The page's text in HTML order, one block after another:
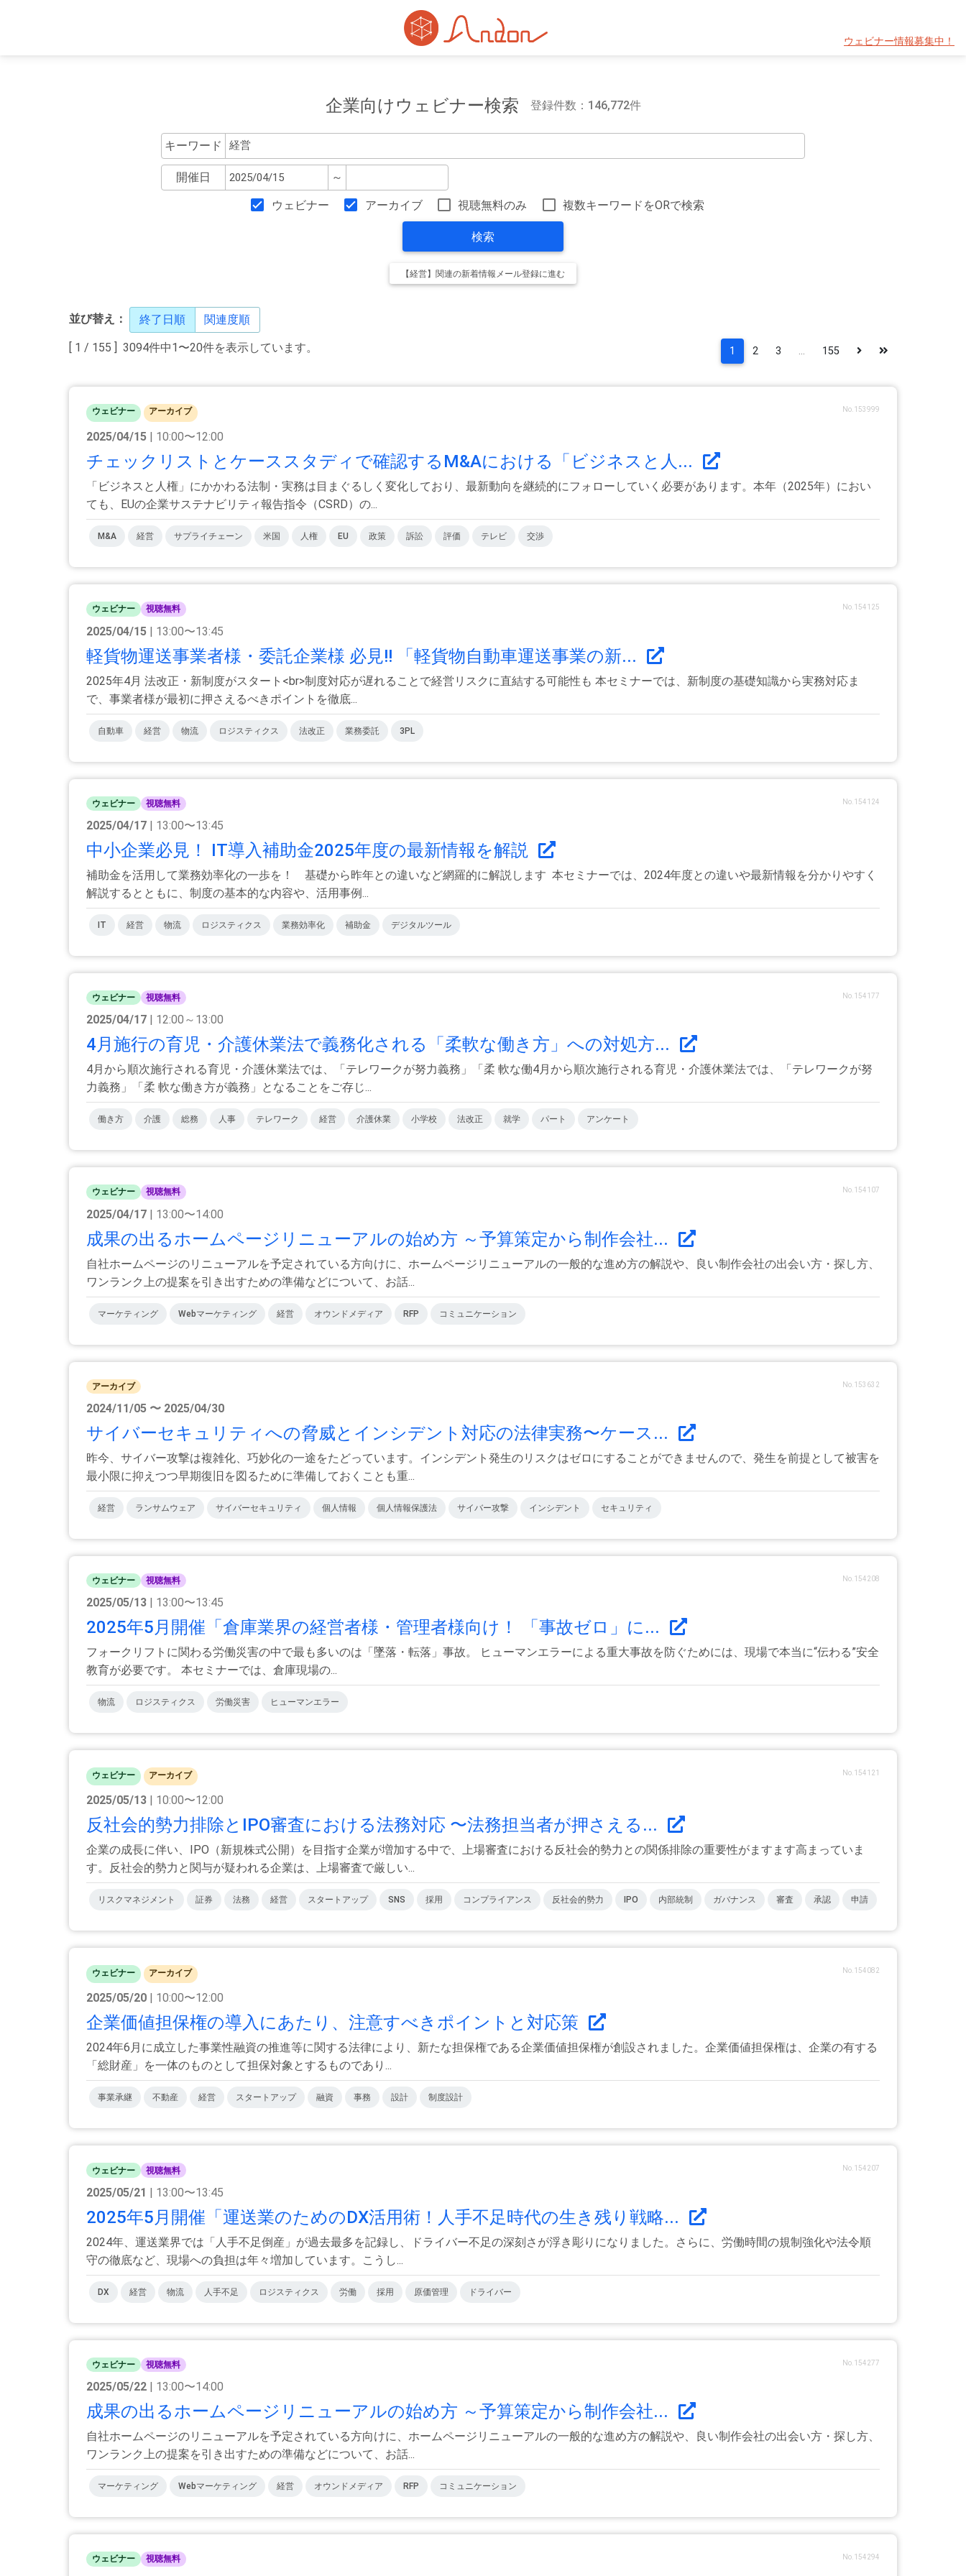
ウェビナー情報募集中！
企業向けウェビナー検索 登録件数：146,772件
キーワード
開催日 ～
ウェビナー アーカイブ 視聴無料のみ 複数キーワードをORで検索
検索
【経営】関連の新着情報メール登録に進む
並び替え： 終了日順 関連度順
[ 1 / 155 ] 3094件中1〜20件を表示しています。 1 2 3 ... 155
ウェビナー アーカイブ No.153999
2025/04/15 | 10:00〜12:00
チェックリストとケーススタディで確認するM&Aにおける「ビジネスと人...
「ビジネスと人権」にかかわる法制・実務は目まぐるしく変化しており、最新動向を継続的にフォローしていく必要があります。本年（2025年）におい
ても、EUの企業サステナビリティ報告指令（CSRD）の...
M&A 経営 サプライチェーン 米国 人権 EU 政策 訴訟 評価 テレビ 交渉
ウェビナー 視聴無料 No.154125
2025/04/15 | 13:00〜13:45
軽貨物運送事業者様・委託企業様 必見!! 「軽貨物自動車運送事業の新...
2025年4月 法改正・新制度がスタート<br>制度対応が遅れることで経営リスクに直結する可能性も 本セミナーでは、新制度の基礎知識から実務対応ま
で、事業者様が最初に押さえるべきポイントを徹底...
自動車 経営 物流 ロジスティクス 法改正 業務委託 3PL
ウェビナー 視聴無料 No.154124
2025/04/17 | 13:00〜13:45
中小企業必見！ IT導入補助金2025年度の最新情報を解説
補助金を活用して業務効率化の一歩を！ 基礎から昨年との違いなど網羅的に解説します 本セミナーでは、2024年度との違いや最新情報を分かりやすく
解説するとともに、制度の基本的な内容や、活用事例...
IT 経営 物流 ロジスティクス 業務効率化 補助金 デジタルツール
ウェビナー 視聴無料 No.154177
2025/04/17 | 12:00～13:00
4月施行の育児・介護休業法で義務化される「柔軟な働き方」への対処方...
4月から順次施行される育児・介護休業法では、「テレワークが努力義務」「柔 軟な働4月から順次施行される育児・介護休業法では、「テレワークが努
力義務」「柔 軟な働き方が義務」となることをご存じ...
働き方 介護 総務 人事 テレワーク 経営 介護休業 小学校 法改正 就学 パート アンケート
ウェビナー 視聴無料 No.154107
2025/04/17 | 13:00〜14:00
成果の出るホームページリニューアルの始め方 ～予算策定から制作会社...
自社ホームページのリニューアルを予定されている方向けに、ホームページリニューアルの一般的な進め方の解説や、良い制作会社の出会い方・探し方、
ワンランク上の提案を引き出すための準備などについて、お話...
マーケティング Webマーケティング 経営 オウンドメディア RFP コミュニケーション
アーカイブ No.153632
2024/11/05 〜 2025/04/30
サイバーセキュリティへの脅威とインシデント対応の法律実務〜ケース...
昨今、サイバー攻撃は複雑化、巧妙化の一途をたどっています。インシデント発生のリスクはゼロにすることができませんので、発生を前提として被害を
最小限に抑えつつ早期復旧を図るために準備しておくことも重...
経営 ランサムウェア サイバーセキュリティ 個人情報 個人情報保護法 サイバー攻撃 インシデント セキュリティ
ウェビナー 視聴無料 No.154208
2025/05/13 | 13:00〜13:45
2025年5月開催「倉庫業界の経営者様・管理者様向け！ 「事故ゼロ」に...
フォークリフトに関わる労働災害の中で最も多いのは「墜落・転落」事故。 ヒューマンエラーによる重大事故を防ぐためには、現場で本当に“伝わる”安全
教育が必要です。 本セミナーでは、倉庫現場の...
物流 ロジスティクス 労働災害 ヒューマンエラー
ウェビナー アーカイブ No.154121
2025/05/13 | 10:00〜12:00
反社会的勢力排除とIPO審査における法務対応 〜法務担当者が押さえる...
企業の成長に伴い、IPO（新規株式公開）を目指す企業が増加する中で、上場審査における反社会的勢力との関係排除の重要性がますます高まっていま
す。反社会的勢力と関与が疑われる企業は、上場審査で厳しい...
リスクマネジメント 証券 法務 経営 スタートアップ SNS 採用 コンプライアンス 反社会的勢力 IPO 内部統制 ガバナンス 審査 承認 申請
ウェビナー アーカイブ No.154082
2025/05/20 | 10:00〜12:00
企業価値担保権の導入にあたり、注意すべきポイントと対応策
2024年6月に成立した事業性融資の推進等に関する法律により、新たな担保権である企業価値担保権が創設されました。企業価値担保権は、企業の有する
「総財産」を一体のものとして担保対象とするものであり...
事業承継 不動産 経営 スタートアップ 融資 事務 設計 制度設計
ウェビナー 視聴無料 No.154207
2025/05/21 | 13:00〜13:45
2025年5月開催「運送業のためのDX活用術！人手不足時代の生き残り戦略...
2024年、運送業界では「人手不足倒産」が過去最多を記録し、ドライバー不足の深刻さが浮き彫りになりました。さらに、労働時間の規制強化や法令順
守の徹底など、現場への負担は年々増加しています。こうし...
DX 経営 物流 人手不足 ロジスティクス 労働 採用 原価管理 ドライバー
ウェビナー 視聴無料 No.154277
2025/05/22 | 13:00〜14:00
成果の出るホームページリニューアルの始め方 ～予算策定から制作会社...
自社ホームページのリニューアルを予定されている方向けに、ホームページリニューアルの一般的な進め方の解説や、良い制作会社の出会い方・探し方、
ワンランク上の提案を引き出すための準備などについて、お話...
マーケティング Webマーケティング 経営 オウンドメディア RFP コミュニケーション
ウェビナー 視聴無料 No.154294